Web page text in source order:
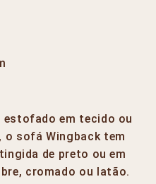
estofado em tecido ou
o sofá Wingback tem
de preto ou em
cromado ou latão.